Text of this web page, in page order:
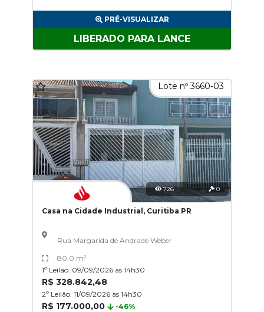
PRÉ-VISUALIZAR
LIBERADO PARA LANCE
Lote nº 3660-03
726 0
Casa na Cidade Industrial, Curitiba PR
Rua Margarida de Andrade Weber
80,0 m²
1º Leilão: 09/09/2026 às 14h30
R$ 328.842,48
2º Leilão: 11/09/2026 às 14h30
R$ 177.000,00 -46%